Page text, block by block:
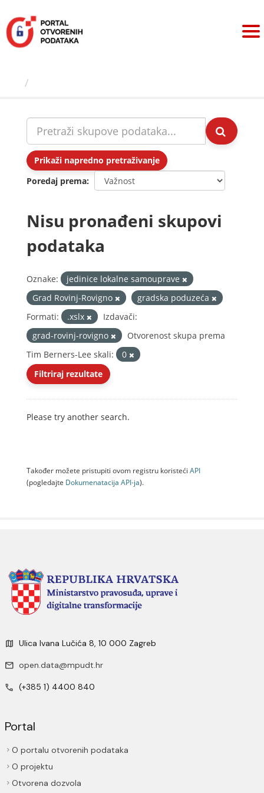
sadržaj
Prikaži napredno pretraživanje
Poredaj prema
Nisu pronađeni skupovi
podataka
Oznake:
jedinice lokalne samouprave
Grad Rovinj-Rovigno
gradska poduzeća
Formati:
.xslx
Izdavači:
grad-rovinj-rovigno
Otvorenost skupa prema
Tim Berners-Lee skali:
0
Filtriraj rezultate
Please try another search.
Također možete pristupiti ovom registru koristeći API
(pogledajte Dokumenаtаcijа API-jа).